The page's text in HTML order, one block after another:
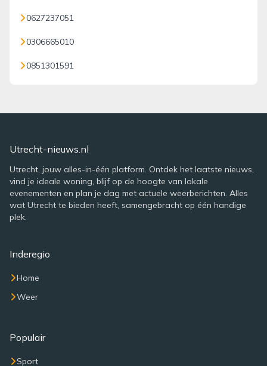
0627237051
0306665010
0851301591
Utrecht-nieuws.nl
Utrecht, jouw alles-in-één platform. Ontdek het laatste nieuws,
vind je ideale woning, blijf op de hoogte van lokale
evenementen en plan je dag met actuele weerberichten. Alles
wat Utrecht te bieden heeft, samengebracht op één handige
plek.
Inderegio
Home
Weer
Populair
Sport